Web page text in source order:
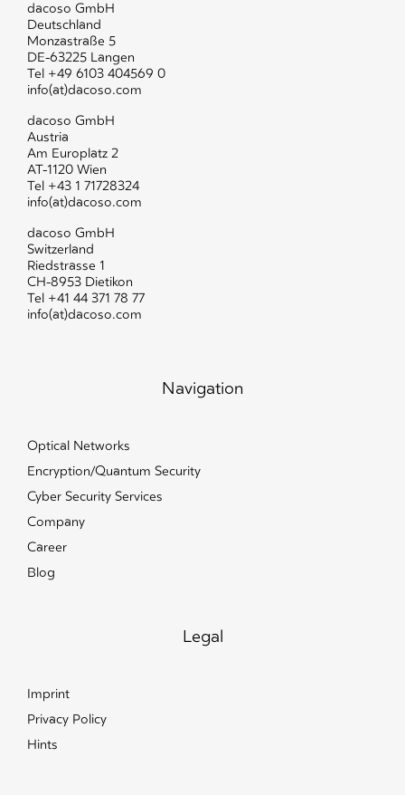
dacoso GmbH
Deutschland
Monzastraße 5
DE-63225 Langen
Tel +49 6103 404569 0
info(at)dacoso.com
dacoso GmbH
Austria
Am Europlatz 2
AT-1120 Wien
Tel +43 1 71728324
info(at)dacoso.com
dacoso GmbH
Switzerland
Riedstrasse 1
CH-8953 Dietikon
Tel +41 44 371 78 77
info(at)dacoso.com
Navigation
Optical Networks
Encryption/Quantum Security
Cyber Security Services
Company
Career
Blog
Legal
Imprint
Privacy Policy
Hints